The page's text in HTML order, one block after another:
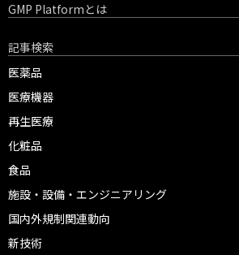
GMP Platformとは
記事検索
医薬品
医療機器
再生医療
化粧品
食品
施設・設備・エンジニアリング
国内外規制関連動向
新技術